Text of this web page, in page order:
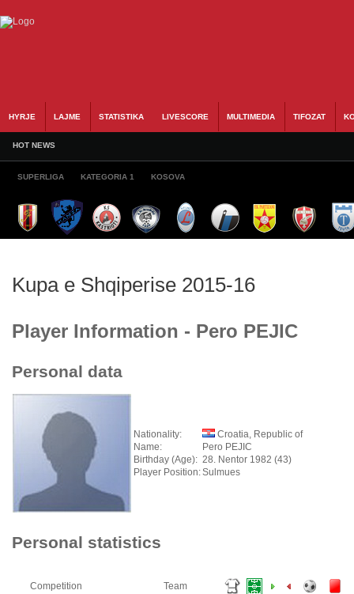
HYRJE LAJME STATISTIKA LIVESCORE MULTIMEDIA TIFOZAT
HOT NEWS
SUPERLIGA KATEGORIA 1 KOSOVA
Kupa e Shqiperise 2015-16
Player Information - Pero PEJIC
Personal data
Nationality:
Croatia, Republic of
Name:
Pero PEJIC
Birthday (Age): 28. Nentor 1982 (43)
Player Position:Sulmues
Personal statistics
Competition Team